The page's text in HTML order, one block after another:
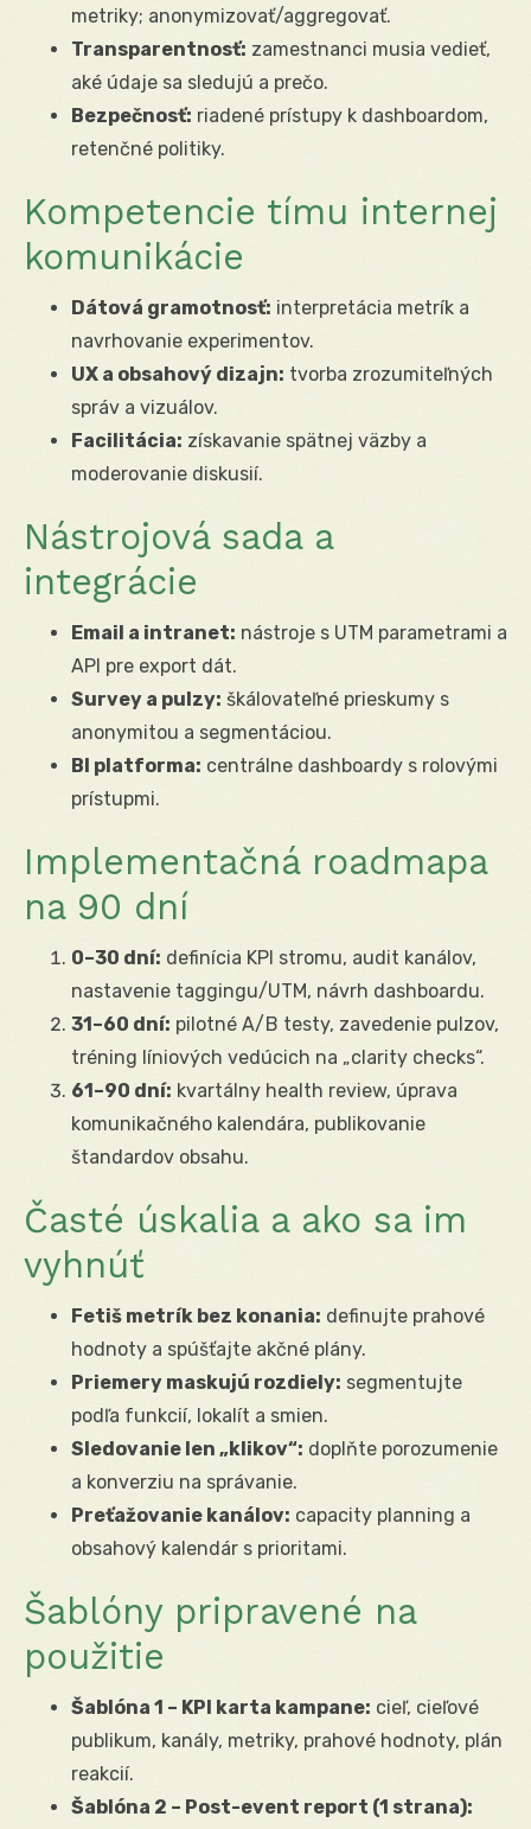
metriky; anonymizovať/aggregovať.
Transparentnosť: zamestnanci musia vedieť,
aké údaje sa sledujú a prečo.
Bezpečnosť: riadené prístupy k dashboardom,
retenčné politiky.
Kompetencie tímu internej
komunikácie
Dátová gramotnosť: interpretácia metrík a
navrhovanie experimentov.
UX a obsahový dizajn: tvorba zrozumiteľných
správ a vizuálov.
Facilitácia: získavanie spätnej väzby a
moderovanie diskusií.
Nástrojová sada a
integrácie
Email a intranet: nástroje s UTM parametrami a
API pre export dát.
Survey a pulzy: škálovateľné prieskumy s
anonymitou a segmentáciou.
BI platforma: centrálne dashboardy s rolovými
prístupmi.
Implementačná roadmapa
na 90 dní
0–30 dní: definícia KPI stromu, audit kanálov,
nastavenie taggingu/UTM, návrh dashboardu.
31–60 dní: pilotné A/B testy, zavedenie pulzov,
tréning líniových vedúcich na „clarity checks“.
61–90 dní: kvartálny health review, úprava
komunikačného kalendára, publikovanie
štandardov obsahu.
Časté úskalia a ako sa im
vyhnúť
Fetiš metrík bez konania: definujte prahové
hodnoty a spúšťajte akčné plány.
Priemery maskujú rozdiely: segmentujte
podľa funkcií, lokalít a smien.
Sledovanie len „klikov“: doplňte porozumenie
a konverziu na správanie.
Preťažovanie kanálov: capacity planning a
obsahový kalendár s prioritami.
Šablóny pripravené na
použitie
Šablóna 1 – KPI karta kampane: cieľ, cieľové
publikum, kanály, metriky, prahové hodnoty, plán
reakcií.
Šablóna 2 – Post-event report (1 strana):